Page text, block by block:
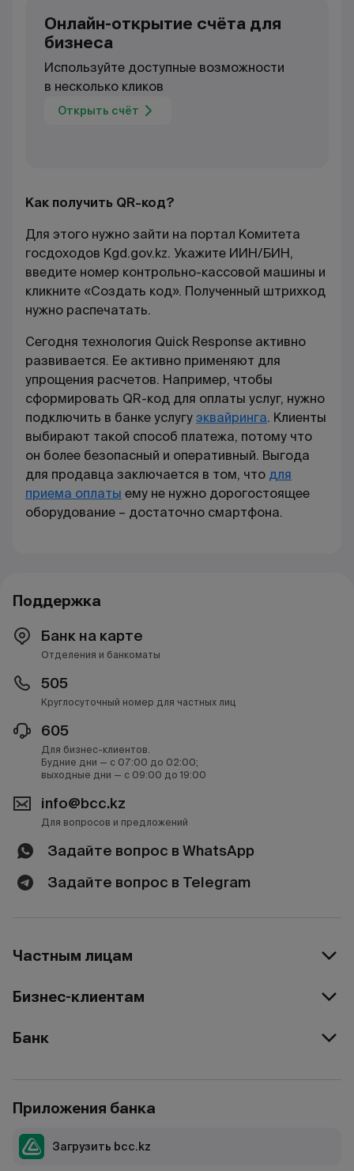
Онлайн-открытие счёта для
бизнеса
Используйте доступные возможности
в несколько кликов
Открыть счёт
Как получить QR-код?
Для этого нужно зайти на портал Комитета
госдоходов Kgd.gov.kz. Укажите ИИН/БИН,
введите номер контрольно-кассовой машины и
кликните «Создать код». Полученный штрихкод
нужно распечатать.
Сегодня технология Quick Response активно
развивается. Ее активно применяют для
упрощения расчетов. Например, чтобы
сформировать QR-код для оплаты услуг, нужно
подключить в банке услугуэквайринга. Клиенты
выбирают такой способ платежа, потому что
он более безопасный и оперативный. Выгода
для продавца заключается в том, что для
приема оплаты ему не нужно дорогостоящее
оборудование – достаточно смартфона.
Поддержка
Банк на карте
Отделения и банкоматы
505
Круглосуточный номер для частных лиц
605
Для бизнес-клиентов.
Будние дни — с 07:00 до 02:00;
выходные дни — с 09:00 до 19:00
info@bcc.kz
Для вопросов и предложений
Задайте вопрос в WhatsApp
Задайте вопрос в Telegram
Частным лицам
Бизнес-клиентам
Банк
Приложения банка
Загрузить bcc.kz